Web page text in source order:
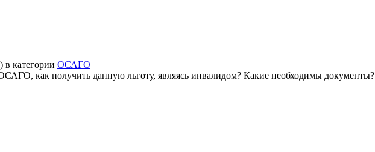
в категории ОСАГО
как получить данную льготу, являясь инвалидом? Какие необходимы документы?